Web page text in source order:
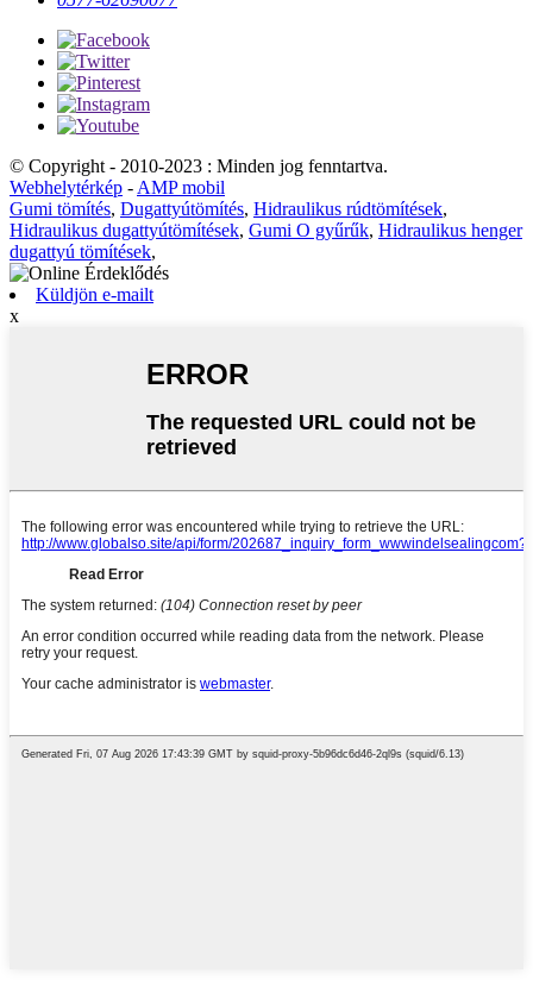
© Copyright - 2010-2023 : Minden jog fenntartva.
Webhelytérkép - AMP mobil
Gumi tömítés, Dugattyútömítés, Hidraulikus rúdtömítések,
Hidraulikus dugattyútömítések, Gumi O gyűrűk, Hidraulikus henger
dugattyú tömítések,
Küldjön e-mailt
x